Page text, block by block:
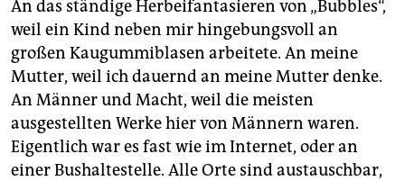
An das ständige Herbeifantasieren von „Bubbles“,
weil ein Kind neben mir hingebungsvoll an
großen Kaugummiblasen arbeitete. An meine
Mutter, weil ich dauernd an meine Mutter denke.
An Männer und Macht, weil die meisten
ausgestellten Werke hier von Männern waren.
Eigentlich war es fast wie im Internet, oder an
einer Bushaltestelle. Alle Orte sind austauschbar,